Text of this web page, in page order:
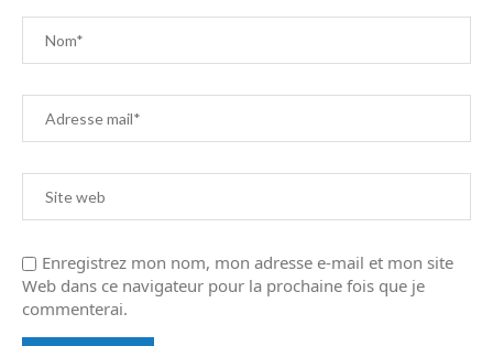
Enregistrez mon nom, mon adresse e-mail et mon site
Web dans ce navigateur pour la prochaine fois que je
commenterai.